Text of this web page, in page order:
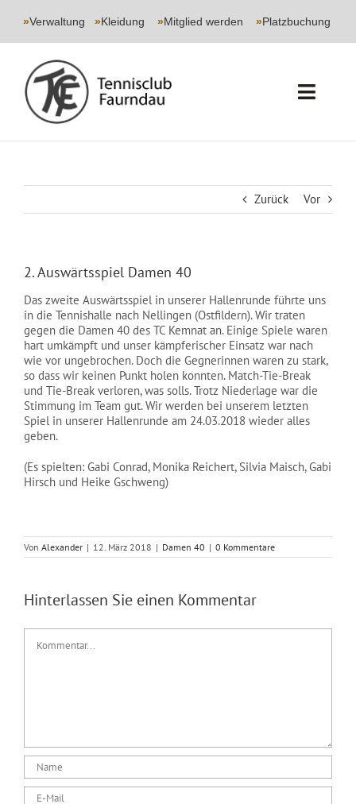
»Verwaltung »Kleidung »Mitglied werden »Platzbuchung
EVENTS
NEWS
Zurück Vor
2. Auswärtsspiel Damen 40
Das zweite Auswärtsspiel in unserer Hallenrunde führte uns
in die Tennishalle nach Nellingen (Ostfildern). Wir traten
gegen die Damen 40 des TC Kemnat an. Einige Spiele waren
hart umkämpft und unser kämpferischer Einsatz war nach
wie vor ungebrochen. Doch die Gegnerinnen waren zu stark,
so dass wir keinen Punkt holen konnten. Match-Tie-Break
und Tie-Break verloren, was solls. Trotz Niederlage war die
Stimmung im Team gut. Wir werden bei unserem letzten
Spiel in unserer Hallenrunde am 24.03.2018 wieder alles
geben.
(Es spielten: Gabi Conrad, Monika Reichert, Silvia Maisch, Gabi
Hirsch und Heike Gschweng)
Von Alexander | 12. März 2018 | Damen 40 | 0 Kommentare
Hinterlassen Sie einen Kommentar